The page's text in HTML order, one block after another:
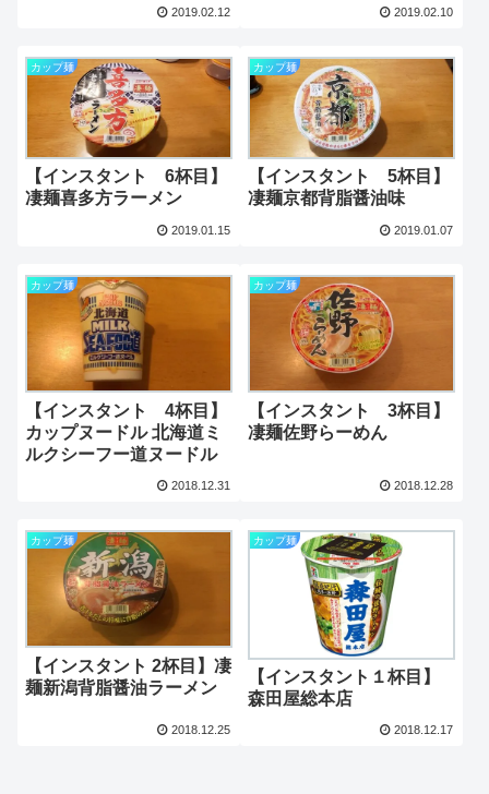
2019.02.12 2019.02.10
カップ麺
【インスタント 6杯目】
凄麺喜多方ラーメン
2019.01.15
カップ麺
【インスタント 5杯目】
凄麺京都背脂醤油味
2019.01.07
カップ麺
【インスタント 4杯目】
カップヌードル 北海道ミ
ルクシーフー道ヌードル
2018.12.31
カップ麺
【インスタント 3杯目】
凄麺佐野らーめん
2018.12.28
カップ麺
【インスタント 2杯目】凄
麺新潟背脂醤油ラーメン
2018.12.25
カップ麺
【インスタント１杯目】
森田屋総本店
2018.12.17